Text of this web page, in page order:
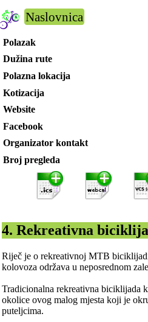
Naslovnica
Polazak
Dužina rute
Polazna lokacija
Kotizacija
Website
Facebook
Organizator kontakt
Broj pregleda
4. Rekreativna
Riječ je o rekreativnoj MTB
kolovoza održava u neposrednom
Tradicionalna rekreativna biciklijada
okolice ovog malog mjesta koji je
puteljcima.